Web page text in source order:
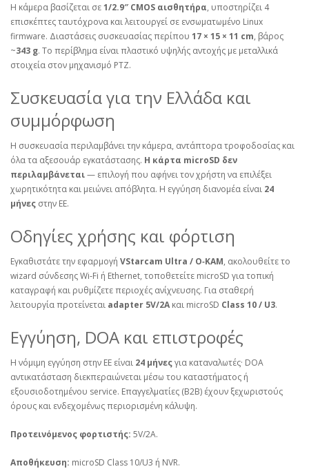
Η κάμερα βασίζεται σε1/2.9″ CMOS αισθητήρα, υποστηρίζει 4
επισκέπτες ταυτόχρονα και λειτουργεί σε ενσωματωμένο Linux
firmware. Διαστάσεις συσκευασίας περίπου 17 × 15 × 11 cm, βάρος
~343 g. Το περίβλημα είναι πλαστικό υψηλής αντοχής με μεταλλικά
στοιχεία στον μηχανισμό PTZ.
Συσκευασία για την Ελλάδα και
συμμόρφωση
Η συσκευασία περιλαμβάνει την κάμερα, αντάπτορα τροφοδοσίας και
όλα τα αξεσουάρ εγκατάστασης. Η κάρτα microSD δεν
περιλαμβάνεται— επιλογή που αφήνει τον χρήστη να επιλέξει
χωρητικότητα και μειώνει απόβλητα. Η εγγύηση διανομέα είναι 24
μήνες στην ΕΕ.
Οδηγίες χρήσης και φόρτιση
Εγκαθιστάτε την εφαρμογή VStarcam Ultra / O‑KAM, ακολουθείτε το
wizard σύνδεσης Wi‑Fi ή Ethernet, τοποθετείτε microSD για τοπική
καταγραφή και ρυθμίζετε περιοχές ανίχνευσης. Για σταθερή
λειτουργία προτείνεται adapter 5V/2A και microSD Class 10 / U3.
Εγγύηση, DOA και επιστροφές
Η νόμιμη εγγύηση στην ΕΕ είναι 24 μήνεςγια καταναλωτές· DOA
αντικατάσταση διεκπεραιώνεται μέσω του καταστήματος ή
εξουσιοδοτημένου service. Επαγγελματίες (B2B) έχουν ξεχωριστούς
όρους και ενδεχομένως περιορισμένη κάλυψη.
Προτεινόμενος φορτιστής: 5V/2A.
Αποθήκευση: microSD Class 10/U3 ή NVR.